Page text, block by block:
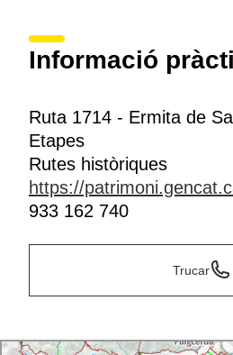
Informació
Ruta 1714 - Ermita de
Etapes
Rutes històriques
https://
933 162 740
Trucar